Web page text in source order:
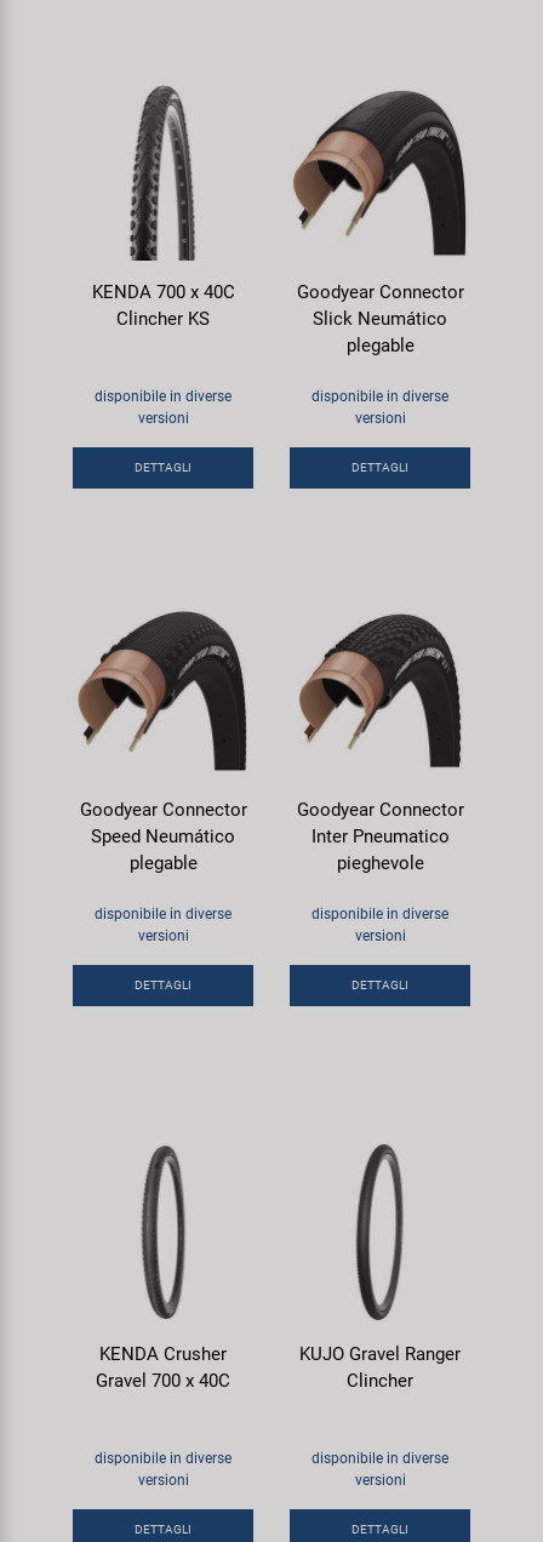
KENDA 700 x 40C
Clincher KS
disponibile in diverse
versioni
DETTAGLI
Goodyear Connector
Slick Neumático
plegable
disponibile in diverse
versioni
DETTAGLI
Goodyear Connector
Speed Neumático
plegable
disponibile in diverse
versioni
DETTAGLI
Goodyear Connector
Inter Pneumatico
pieghevole
disponibile in diverse
versioni
DETTAGLI
KENDA Crusher
Gravel 700 x 40C
disponibile in diverse
versioni
DETTAGLI
KUJO Gravel Ranger
Clincher
disponibile in diverse
versioni
DETTAGLI